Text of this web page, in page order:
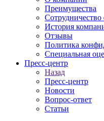
Преимущества
История
Отзывы
Политика
Специальная
Пресс-центр
Назад
Пресс-центр
Новости
Вопрос-ответ
Статьи